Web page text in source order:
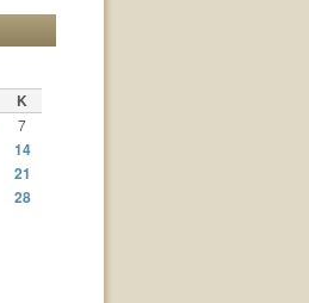
Κ
7
14
21
28